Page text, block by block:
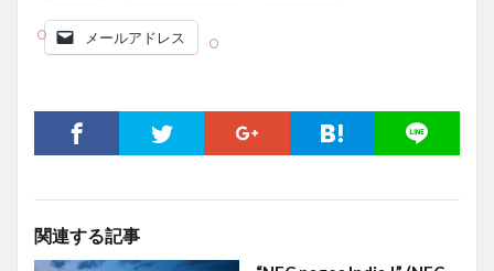
メールアドレス
関連する記事